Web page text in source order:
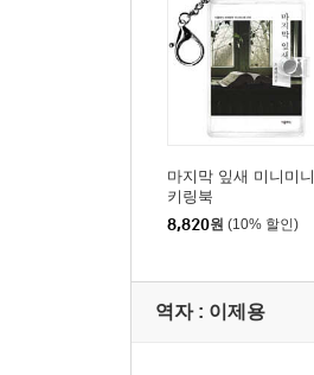
마지막 잎새 미니미니
키링북
8,820원 (10% 할인)
역자 : 이제용